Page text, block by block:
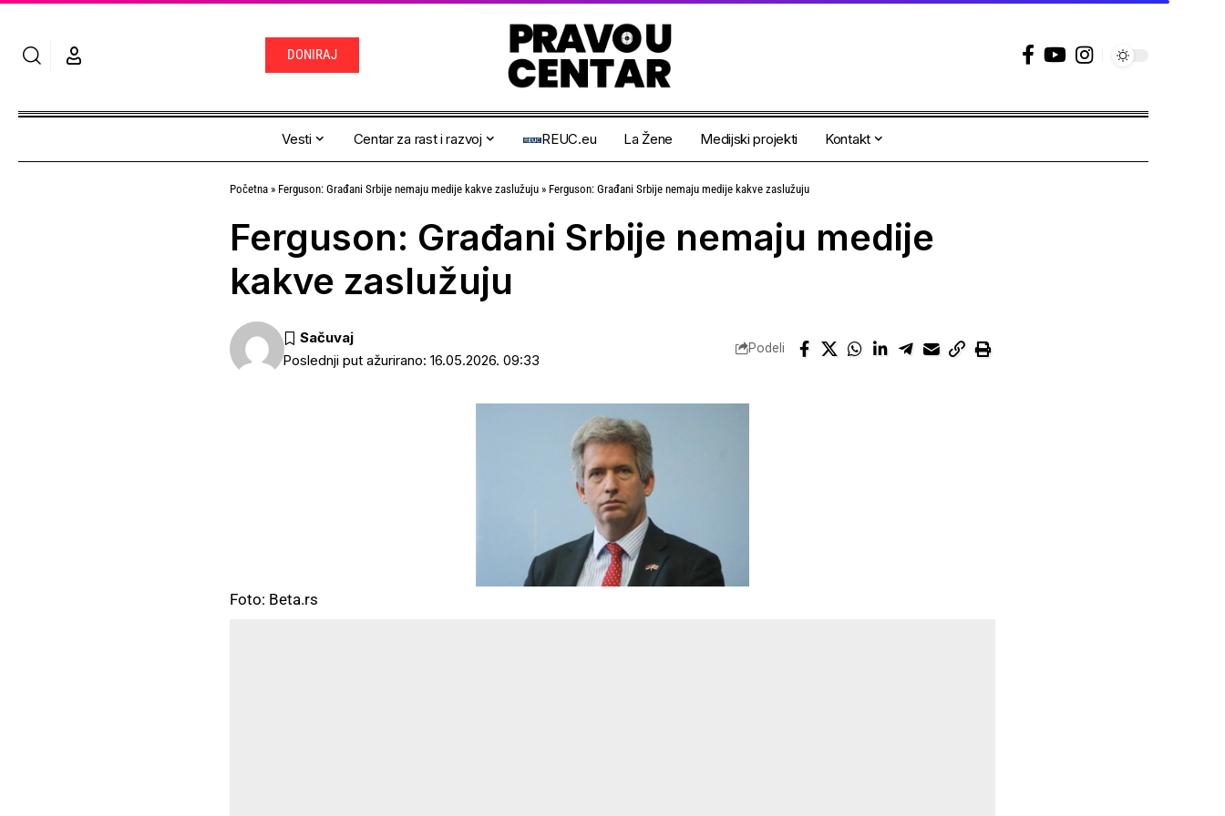
DONIRAJ
Vesti Centar za rast i razvoj REUC.eu La Žene Medijski projekti Kontakt
Početna » Ferguson: Građani Srbije nemaju medije kakve zaslužuju » Ferguson: Građani Srbije nemaju medije kakve zaslužuju
Ferguson: Građani Srbije nemaju medije
kakve zaslužuju
Poslednji put ažurirano: 16.05.2026. 09:33
Podeli
Foto: Beta.rs